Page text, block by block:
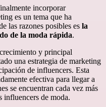
incorporar
es un tema que ha
las razones posibles es la
de la moda rápida.
y principal
una estrategia de marketing
de influencers. Esta
efectiva para llegar a
se encuentran cada vez más
influencers de moda.